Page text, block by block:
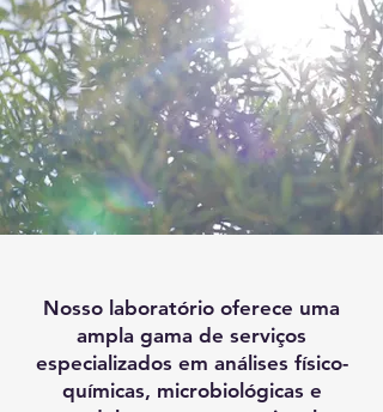
Nosso laboratório oferece uma
ampla gama de serviços
especializados em análises físico-
químicas, microbiológicas e